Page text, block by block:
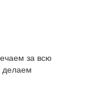
за всю
делаем